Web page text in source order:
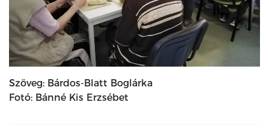
Szöveg: Bárdos-Blatt Boglárka
Fotó: Bánné Kis Erzsébet